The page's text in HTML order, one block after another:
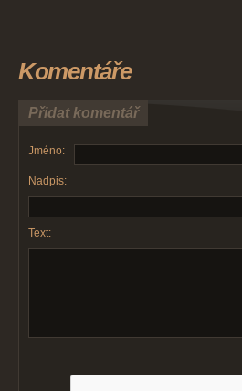
Komentáře
Přidat komentář
Jméno:
Nadpis:
Text: